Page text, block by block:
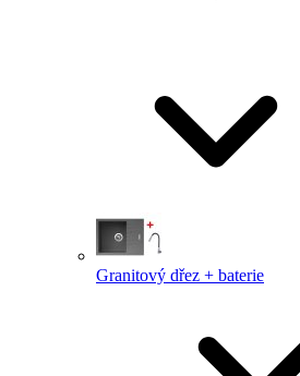
Granitový dřez + baterie